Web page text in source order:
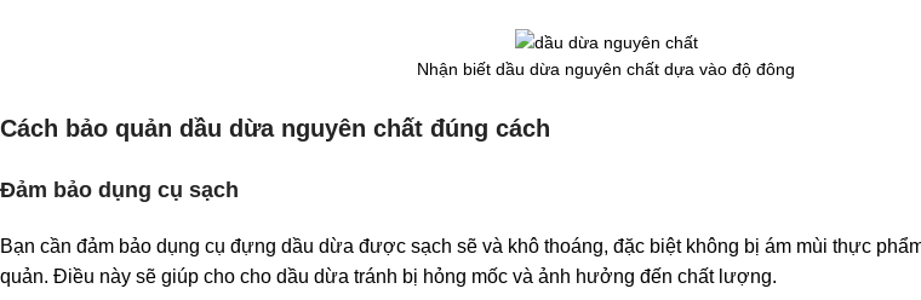
Nhận biết dầu dừa nguyên chất dựa vào độ đông
Cách bảo quản dầu dừa nguyên chất đúng cách
Đảm bảo dụng cụ sạch
Bạn cần đảm bảo dụng cụ đựng dầu dừa được sạch sẽ và khô thoáng, đặc biệt không bị ám mùi thực
quản. Điều này sẽ giúp cho cho dầu dừa tránh bị hỏng mốc và ảnh hưởng đến chất lượng.